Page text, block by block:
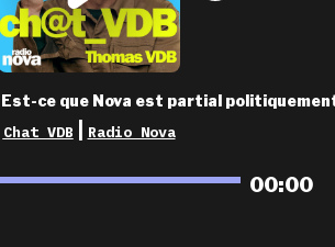
Est-ce que Nova est partial
Chat VDB Radio Nova
00:00